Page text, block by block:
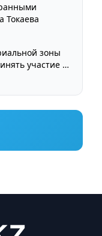
Токаева
зоны
участие в